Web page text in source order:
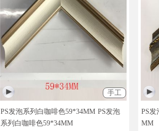
手工
PS发泡系列白咖啡色59*34MM PS发泡
系列白咖啡色59*34MM
PS发
MM